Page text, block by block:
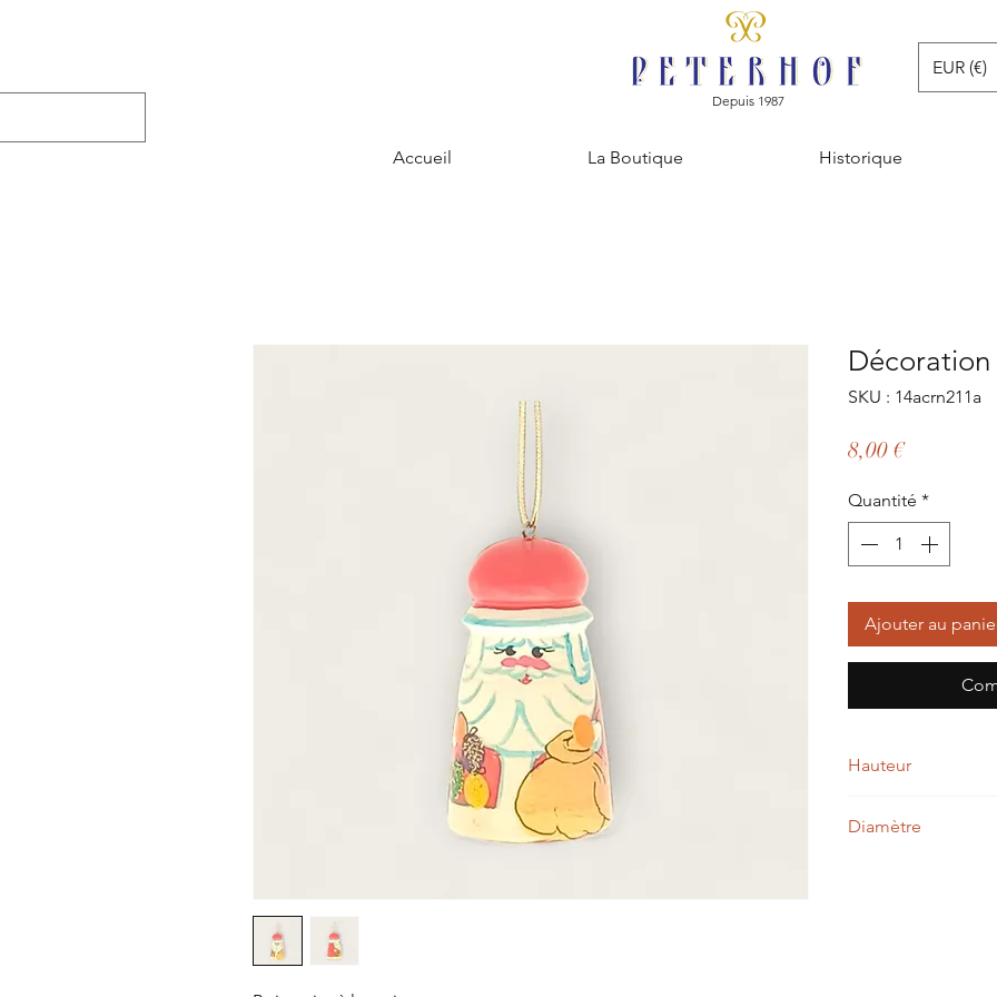
EUR (€)
Depuis 1987
Accueil La Boutique Historique
SKU : 14acrn211a
8,00 €Prix
Quantité *
Ajouter au
Hauteur
Diamètre